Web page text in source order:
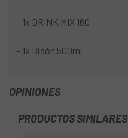
– 1x DRINK MIX 160
– 1x Bidón 500ml
OPINIONES
PRODUCTOS SIMILARES